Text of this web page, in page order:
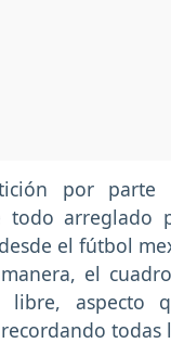
por parte
todo
el fútbol
el
libre, aspecto